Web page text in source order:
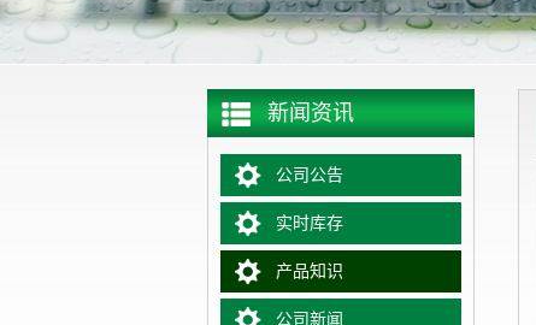
新闻资讯
公司公告
实时库存
产品知识
公司新闻